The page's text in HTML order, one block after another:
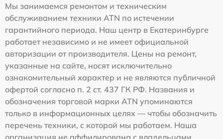
Мы занимаемся ремонтом и техническим
обслуживанием техники ATN по истечении
гарантийного периода. Наш центр в Екатеринбурге
работает независимо и не имеет официальной
авторизации от производителя. Цены на ремонт,
указанные на сайте, носят исключительно
ознакомительный характер и не являются публичной
офертой согласно п. 2 ст. 437 ГК РФ. Названия и
обозначения торговой марки ATN упоминаются
только в информационных целях — чтобы обозначить
перечень техники, с которой мы работаем. Наша